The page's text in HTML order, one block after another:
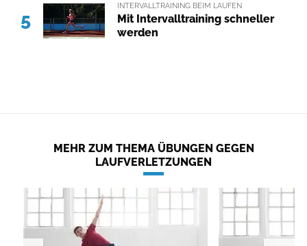
5
INTERVALLTRAINING BEIM LAUFEN
Mit Intervalltraining schneller
werden
MEHR ZUM THEMA ÜBUNGEN GEGEN
LAUFVERLETZUNGEN